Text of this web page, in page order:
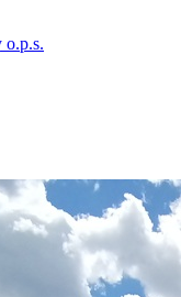
o.p.s.